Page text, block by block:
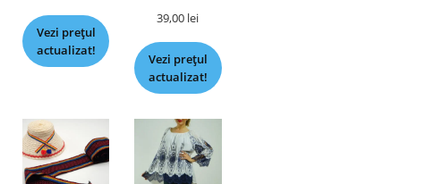
Vezi prețul
actualizat!
39,00 lei
Vezi prețul
actualizat!